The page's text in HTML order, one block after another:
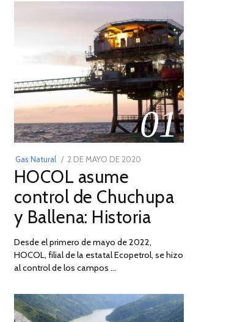
01
Gas Natural
POSTED
ON
2 DE MAYO DE 2020
DE
2026
HOCOL asume
control de Chuchupa
y Ballena: Historia
Desde el primero de mayo de 2022,
HOCOL, filial de la estatal Ecopetrol, se hizo
al control de los campos …